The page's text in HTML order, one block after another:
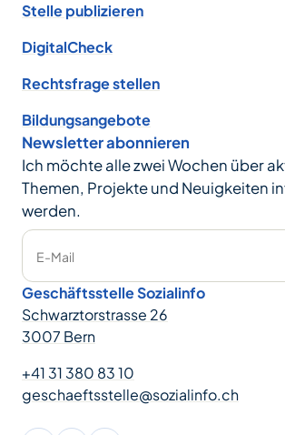
Stelle publizieren
DigitalCheck
Rechtsfrage stellen
Bildungsangebote
Newsletter abonnieren
Ich möchte alle zwei Wochen über
Themen, Projekte und Neuigkeiten
werden.
E-Mail
Geschäftsstelle Sozialinfo
Schwarztorstrasse 26
3007 Bern
+41 31 380 83 10
geschaeftsstelle@sozialinfo.ch